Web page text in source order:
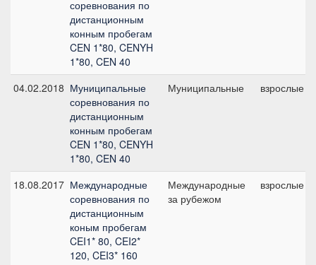
соревнования по
дистанционным
конным пробегам
CEN 1*80, CENYH
1*80, CEN 40
04.02.2018 Муниципальные
соревнования по
дистанционным
конным пробегам
CEN 1*80, CENYH
1*80, CEN 40
Муниципальные взрослые
18.08.2017 Международные
соревнования по
дистанционным
коным пробегам
CEI1* 80, CEI2*
120, CEI3* 160
Международные
за рубежом
взрослые